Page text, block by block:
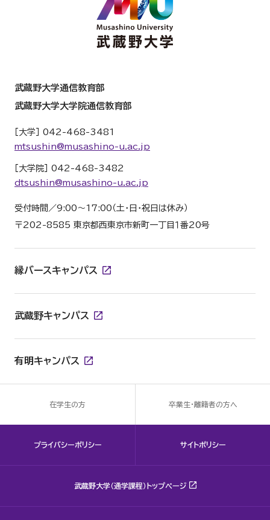
武蔵野大学通信教育部
武蔵野大学大学院通信教育部
［大学］ 042-468-3481
mtsushin@musashino-u.ac.jp
［大学院］ 042-468-3482
dtsushin@musashino-u.ac.jp
受付時間／9:00～17:00（土・日・祝日は休み）
〒202-8585 東京都西東京市新町一丁目１番20号
縁バースキャンパス
武蔵野キャンパス
有明キャンパス
在学生の方 卒業生・離籍者の方へ
プライバシーポリシー サイトポリシー
武蔵野大学（通学課程）トップページ